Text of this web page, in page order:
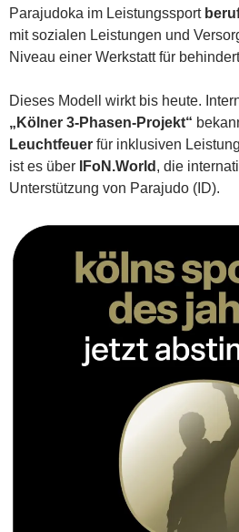
Parajudoka im Leistungssport
mit sozialen Leistungen und
Niveau einer Werkstatt für
Dieses Modell wirkt bis heute.
„Kölner 3-Phasen-Projekt“
Leuchtfeuer für inklusiven
ist es über
IFoN.World , die
Unterstützung von Parajudo (ID).